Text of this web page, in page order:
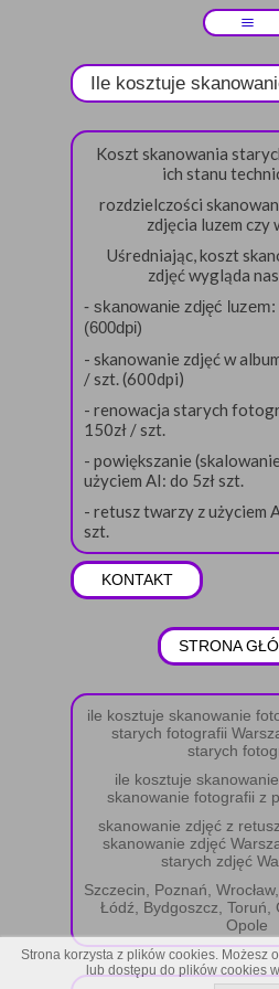
KONTAKT
STRONA
ile kosztuje skanowanie
starych fotografii
starych
ile kosztuje
skanowanie fotografii z
skanowanie zdjęć z
skanowanie zdjęć
starych zdjęć
Szczecin, Poznań,
Łódź, Bydgoszcz, Toruń,
Opole
Koszt skanowania
ich stanu
rozdzielczości
zdjęcia luzem czy
Uśredniając, koszt
zdjęć wygląda
- skanowanie zdjęć luzem:
(600dpi)
- skanowanie zdjęć w
/ szt. (600dpi)
- renowacja starych
150zł / szt.
- powiększanie
użyciem AI: do 5zł szt.
- retusz twarzy z użyciem
szt.
Ile kosztuje
Strona korzysta z plików cookies. Możesz
lub dostępu do plików cookies